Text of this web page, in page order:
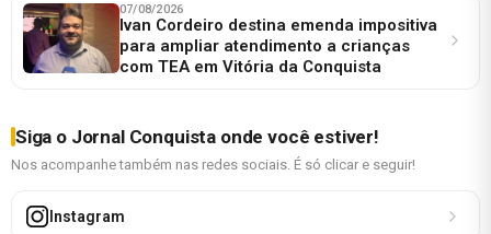
07/08/2026
Ivan Cordeiro destina emenda impositiva
para ampliar atendimento a crianças
com TEA em Vitória da Conquista
Siga o Jornal Conquista onde você estiver!
Nos acompanhe também nas redes sociais. É só clicar e seguir!
Instagram